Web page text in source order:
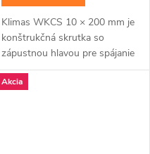
Klimas WKCS 10 × 200 mm je
konštrukčná skrutka so
zápustnou hlavou pre spájanie
hranolov, krokiev a drevených
rámov so zapustenou hlavou.
Akcia